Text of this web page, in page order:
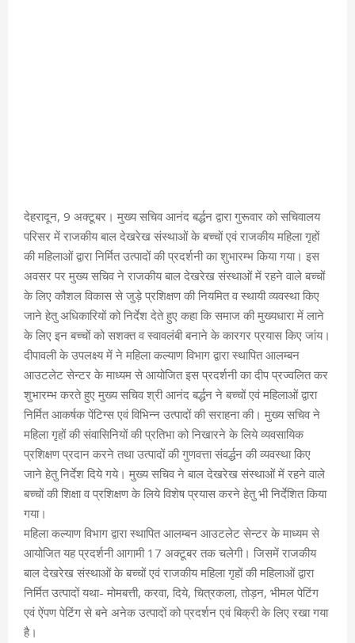
देहरादून, 9 अक्टूबर। मुख्य सचिव आनंद बर्द्धन द्वारा गुरूवार को सचिवालय
परिसर में राजकीय बाल देखरेख संस्थाओं के बच्चों एवं राजकीय महिला गृहों
की महिलाओं द्वारा निर्मित उत्पादों की प्रदर्शनी का शुभारम्भ किया गया। इस
अवसर पर मुख्य सचिव ने राजकीय बाल देखरेख संस्थाओं में रहने वाले बच्चों
के लिए कौशल विकास से जुड़े प्रशिक्षण की नियमित व स्थायी व्यवस्था किए
जाने हेतु अधिकारियों को निर्देश देते हुए कहा कि समाज की मुख्यधारा में लाने
के लिए इन बच्चों को सशक्त व स्वावलंबी बनाने के कारगर प्रयास किए जांय।
दीपावली के उपलक्ष्य में ने महिला कल्याण विभाग द्वारा स्थापित आलम्बन
आउटलेट सेन्टर के माध्यम से आयोजित इस प्रदर्शनी का दीप प्रज्वलित कर
शुभारम्भ करते हुए मुख्य सचिव श्री आनंद बर्द्धन ने बच्चों एवं महिलाओं द्वारा
निर्मित आकर्षक पेंटिग्स एवं विभिन्न उत्पादों की सराहना की। मुख्य सचिव ने
महिला गृहों की संवासिनियों की प्रतिभा को निखारने के लिये व्यवसायिक
प्रशिक्षण प्रदान करने तथा उत्पादों की गुणवत्ता संवर्द्धन की व्यवस्था किए
जाने हेतु निर्देश दिये गये। मुख्य सचिव ने बाल देखरेख संस्थाओं में रहने वाले
बच्चों की शिक्षा व प्रशिक्षण के लिये विशेष प्रयास करने हेतु भी निर्देशित किया
गया।
महिला कल्याण विभाग द्वारा स्थापित आलम्बन आउटलेट सेन्टर के माध्यम से
आयोजित यह प्रदर्शनी आगामी 17 अक्टूबर तक चलेगी। जिसमें राजकीय
बाल देखरेख संस्थाओं के बच्चों एवं राजकीय महिला गृहों की महिलाओं द्वारा
निर्मित उत्पादों यथा- मोमबत्ती, करवा, दिये, चित्रकला, तोड़न, भीमल पेटिंग
एवं ऐंपण पेटिंग से बने अनेक उत्पादों को प्रदर्शन एवं बिक्री के लिए रखा गया
है।